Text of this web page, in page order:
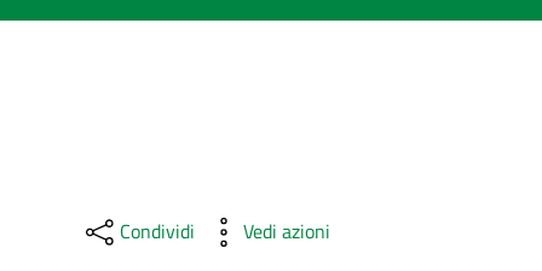
Condividi Vedi azioni